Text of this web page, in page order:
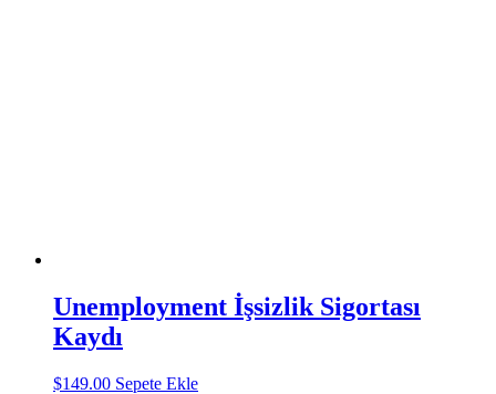
Unemployment İşsizlik Sigortası
Kaydı
$149.00 Sepete Ekle